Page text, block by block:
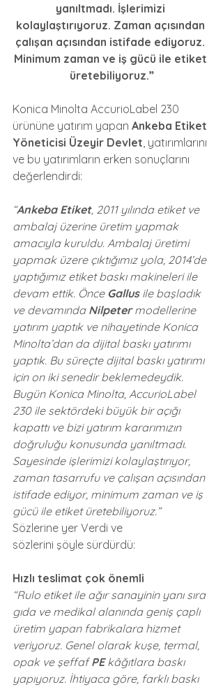
yanıltmadı. İşlerimizi
kolaylaştırıyoruz. Zaman açısından
çalışan açısından istifade ediyoruz.
Minimum zaman ve iş gücü ile etiket
üretebiliyoruz.”
Konica Minolta AccurioLabel 230
ürününe yatırım yapan Ankeba Etiket
Yöneticisi Üzeyir Devlet, yatırımlarını
ve bu yatırımların erken sonuçlarını
değerlendirdi:
“Ankeba Etiket, 2011 yılında etiket ve
ambalaj üzerine üretim yapmak
amacıyla kuruldu. Ambalaj üretimi
yapmak üzere çıktığımız yola, 2014’de
yaptığımız etiket baskı makineleri ile
devam ettik. Önce Gallus ile başladık
ve devamında Nilpeter modellerine
yatırım yaptık ve nihayetinde Konica
Minolta’dan da dijital baskı yatırımı
yaptık. Bu süreçte dijital baskı yatırımı
için on iki senedir beklemedeydik.
Bugün Konica Minolta, AccurioLabel
230 ile sektördeki büyük bir açığı
kapattı ve bizi yatırım kararımızın
doğruluğu konusunda yanıltmadı.
Sayesinde işlerimizi kolaylaştırıyor,
zaman tasarrufu ve çalışan açısından
istifade ediyor, minimum zaman ve iş
gücü ile etiket üretebiliyoruz.”
Sözlerine yer Verdi ve
sözlerini şöyle sürdürdü:
Hızlı teslimat çok önemli
“Rulo etiket ile ağır sanayinin yanı sıra
gıda ve medikal alanında geniş çaplı
üretim yapan fabrikalara hizmet
veriyoruz. Genel olarak kuşe, termal,
opak ve şeffaf PE kâğıtlara baskı
yapıyoruz. İhtiyaca göre, farklı baskı